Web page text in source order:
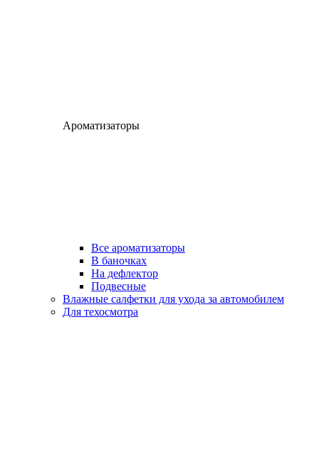
Ароматизаторы
Все ароматизаторы
В баночках
На дефлектор
Подвесные
Влажные салфетки для ухода за автомобилем
Для техосмотра